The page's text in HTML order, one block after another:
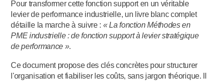
Pour transformer cette fonction support en un véritable
levier de performance industrielle, un livre blanc complet
détaille la marche à suivre : « La fonction Méthodes en
PME industrielle : de fonction support à levier stratégique
de performance ».
Ce document propose des clés concrètes pour structurer
l'organisation et fiabiliser les coûts, sans jargon théorique. Il